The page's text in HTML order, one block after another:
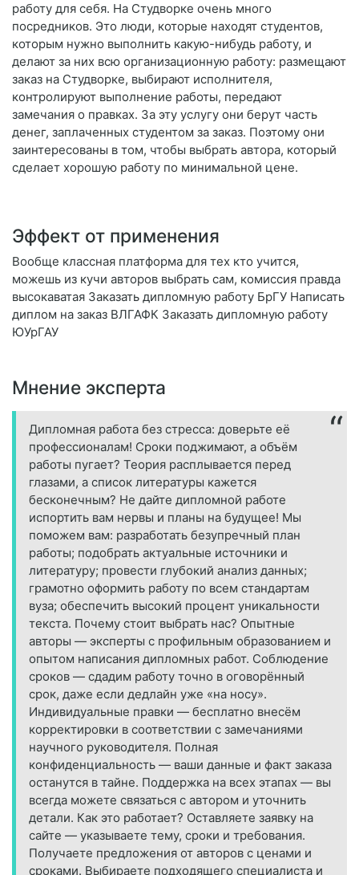
работу для себя. На Студворке очень много
посредников. Это люди, которые находят студентов,
которым нужно выполнить какую-нибудь работу, и
делают за них всю организационную работу: размещают
заказ на Студворке, выбирают исполнителя,
контролируют выполнение работы, передают
замечания о правках. За эту услугу они берут часть
денег, заплаченных студентом за заказ. Поэтому они
заинтересованы в том, чтобы выбрать автора, который
сделает хорошую работу по минимальной цене.
Эффект от применения
Вообще классная платформа для тех кто учится,
можешь из кучи авторов выбрать сам, комиссия правда
высокаватая Заказать дипломную работу БрГУ Написать
диплом на заказ ВЛГАФК Заказать дипломную работу
ЮУрГАУ
Мнение эксперта
Дипломная работа без стресса: доверьте её
профессионалам! Сроки поджимают, а объём
работы пугает? Теория расплывается перед
глазами, а список литературы кажется
бесконечным? Не дайте дипломной работе
испортить вам нервы и планы на будущее! Мы
поможем вам: разработать безупречный план
работы; подобрать актуальные источники и
литературу; провести глубокий анализ данных;
грамотно оформить работу по всем стандартам
вуза; обеспечить высокий процент уникальности
текста. Почему стоит выбрать нас? Опытные
авторы — эксперты с профильным образованием и
опытом написания дипломных работ. Соблюдение
сроков — сдадим работу точно в оговорённый
срок, даже если дедлайн уже «на носу».
Индивидуальные правки — бесплатно внесём
корректировки в соответствии с замечаниями
научного руководителя. Полная
конфиденциальность — ваши данные и факт заказа
останутся в тайне. Поддержка на всех этапах — вы
всегда можете связаться с автором и уточнить
детали. Как это работает? Оставляете заявку на
сайте — указываете тему, сроки и требования.
Получаете предложения от авторов с ценами и
сроками. Выбираете подходящего специалиста и